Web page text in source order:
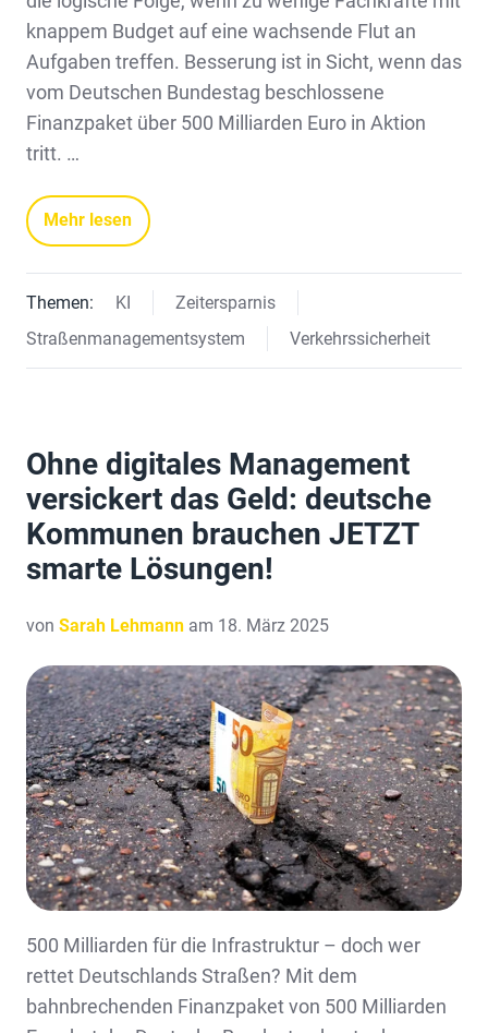
knappem Budget auf eine wachsende Flut an
Aufgaben treffen. Besserung ist in Sicht, wenn das
vom Deutschen Bundestag beschlossene
Finanzpaket über 500 Milliarden Euro in Aktion
tritt. …
Mehr lesen
Themen: KI
Zeitersparnis
Straßenmanagementsystem
Verkehrssicherheit
Ohne digitales Management
versickert das Geld: deutsche
Kommunen brauchen JETZT
smarte Lösungen!
von Sarah Lehmann am 18. März 2025
500 Milliarden für die Infrastruktur – doch wer
rettet Deutschlands Straßen? Mit dem
bahnbrechenden Finanzpaket von 500 Milliarden